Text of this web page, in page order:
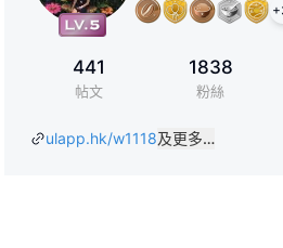
+
441
帖文
1838
粉絲
ulapp.hk/w1118及更多…